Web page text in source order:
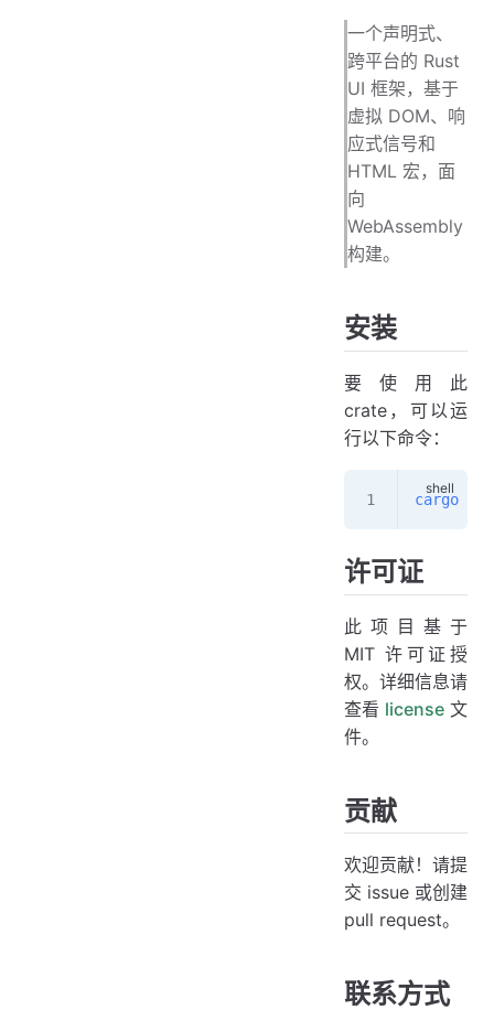
一个声明式、
跨平台的 Rust
UI 框架，基于
虚拟 DOM、响
应式信号和
HTML 宏，面
向
WebAssembly
构建。
安装
要使用此
crate，可以运
行以下命令：
cargo
许可证
此项目基于
MIT 许可证授
权。详细信息请
查看 license 文
件。
贡献
欢迎贡献！请提
交 issue 或创建
pull request。
联系方式